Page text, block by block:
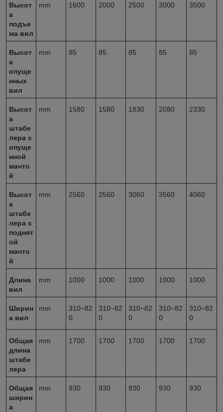
Высот
а
подъе
ма вил
mm 1600 2000 2500 3000 3500
Высот
а
опуще
нных
вил
mm 85 85 85 85 85
Высот
а
штабе
лера с
опуще
нной
мачто
й
mm 1580 1580 1830 2080 2330
Высот
а
штабе
лера с
поднят
ой
мачто
й
mm 2560 2560 3060 3560 4060
Длина
вил
mm 1000 1000 1000 1000 1000
Ширин
а вил
mm
310~82
0
310~82
0
310~82
0
310~82
0
310~82
0
Общая
длина
штабе
лера
mm 1700 1700 1700 1700 1700
Общая
ширин
а
mm 930 930 930 930 930